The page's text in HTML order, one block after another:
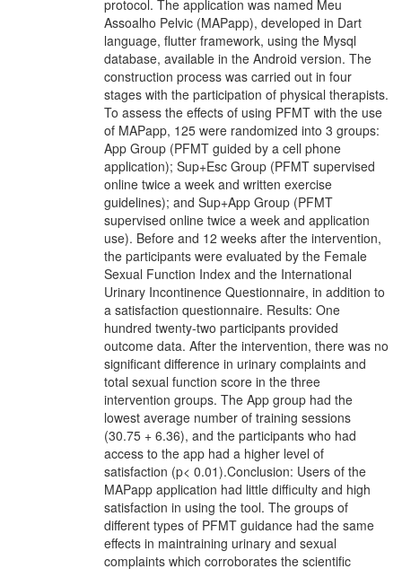
protocol. The application was named Meu
Assoalho Pelvic (MAPapp), developed in Dart
language, flutter framework, using the Mysql
database, available in the Android version. The
construction process was carried out in four
stages with the participation of physical therapists.
To assess the effects of using PFMT with the use
of MAPapp, 125 were randomized into 3 groups:
App Group (PFMT guided by a cell phone
application); Sup+Esc Group (PFMT supervised
online twice a week and written exercise
guidelines); and Sup+App Group (PFMT
supervised online twice a week and application
use). Before and 12 weeks after the intervention,
the participants were evaluated by the Female
Sexual Function Index and the International
Urinary Incontinence Questionnaire, in addition to
a satisfaction questionnaire. Results: One
hundred twenty-two participants provided
outcome data. After the intervention, there was no
significant difference in urinary complaints and
total sexual function score in the three
intervention groups. The App group had the
lowest average number of training sessions
(30.75 + 6.36), and the participants who had
access to the app had a higher level of
satisfaction (p< 0.01).Conclusion: Users of the
MAPapp application had little difficulty and high
satisfaction in using the tool. The groups of
different types of PFMT guidance had the same
effects in maintraining urinary and sexual
complaints which corroborates the scientific